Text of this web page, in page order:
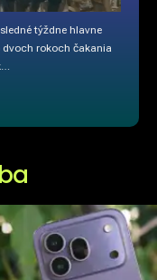
týždne hlavne
dvoch rokoch čakania